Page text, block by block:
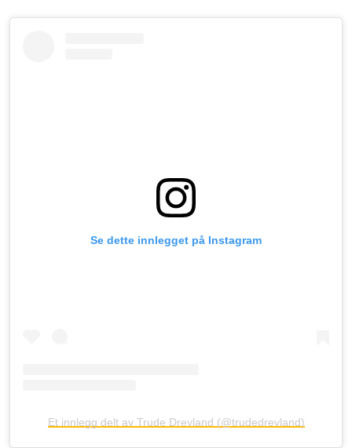
Se dette innlegget på Instagram
Et innlegg delt av Trude Drevland (@trudedrevland)